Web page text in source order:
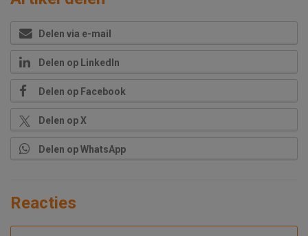
Delen via e-mail
Delen op LinkedIn
Delen op Facebook
Delen op X
Delen op WhatsApp
Reacties